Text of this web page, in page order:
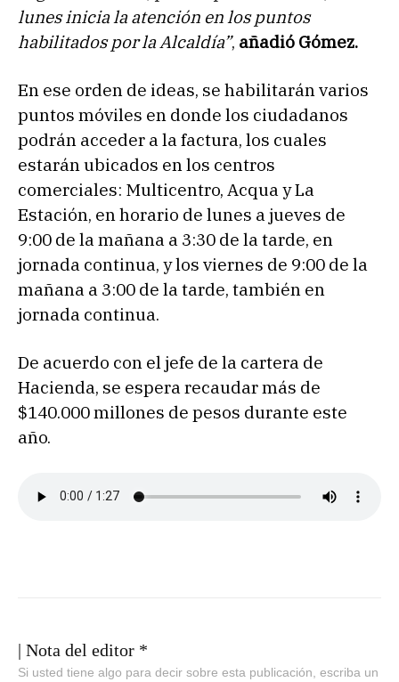
lunes inicia la atención en los puntos
habilitados por la Alcaldía”, añadió Gómez.
En ese orden de ideas, se habilitarán varios
puntos móviles en donde los ciudadanos
podrán acceder a la factura, los cuales
estarán ubicados en los centros
comerciales: Multicentro, Acqua y La
Estación, en horario de lunes a jueves de
9:00 de la mañana a 3:30 de la tarde, en
jornada continua, y los viernes de 9:00 de la
mañana a 3:00 de la tarde, también en
jornada continua.
De acuerdo con el jefe de la cartera de
Hacienda, se espera recaudar más de
$140.000 millones de pesos durante este
año.
| Nota del editor *
Si usted tiene algo para decir sobre esta publicación, escriba un